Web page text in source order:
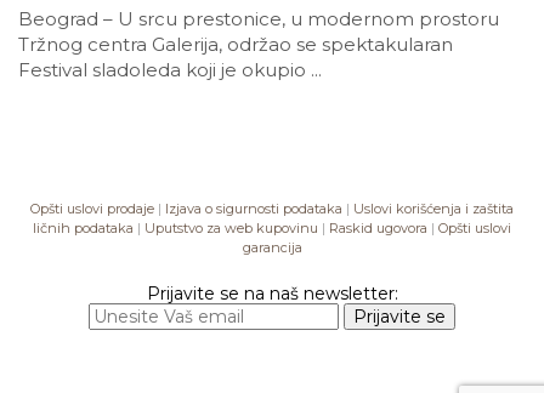
Beograd – U srcu prestonice, u modernom prostoru
Tržnog centra Galerija, održao se spektakularan
Festival sladoleda koji je okupio ...
Opšti uslovi prodaje | Izjava o sigurnosti podataka | Uslovi korišćenja i zaštita
ličnih podataka | Uputstvo za web kupovinu | Raskid ugovora | Opšti uslovi
garancija
Prijavite se na naš newsletter: